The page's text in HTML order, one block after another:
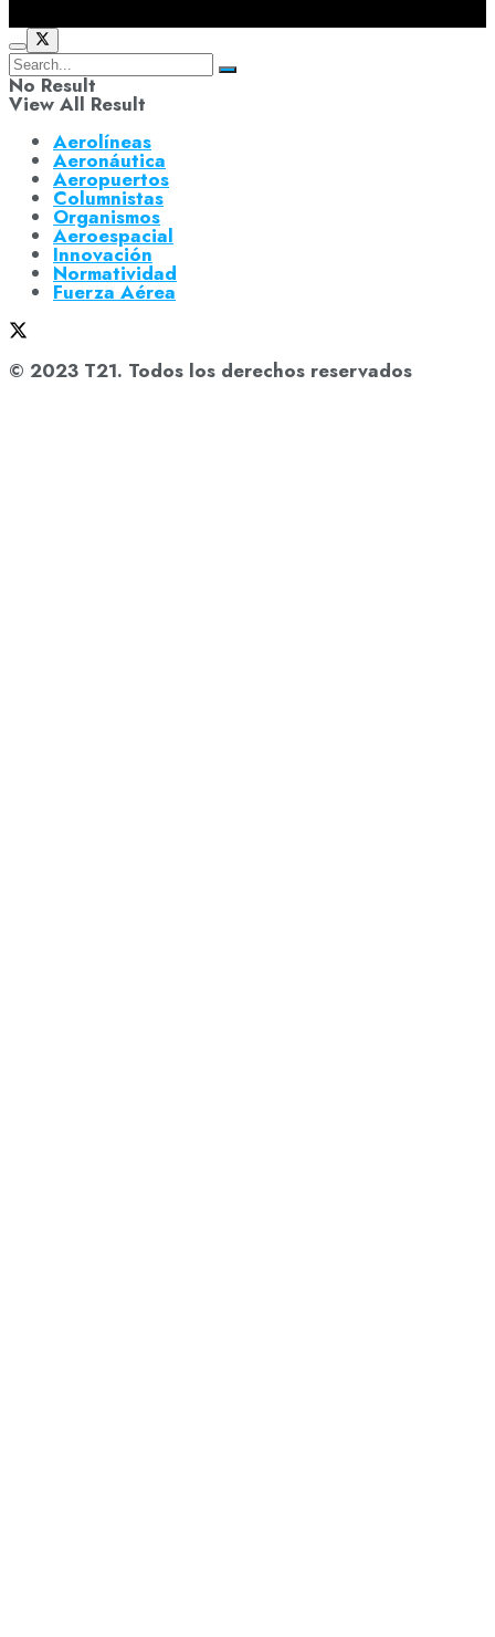
No Result
View All Result
Aerolíneas
Aeronáutica
Aeropuertos
Columnistas
Organismos
Aeroespacial
Innovación
Normatividad
Fuerza Aérea
© 2023 T21. Todos los derechos reservados